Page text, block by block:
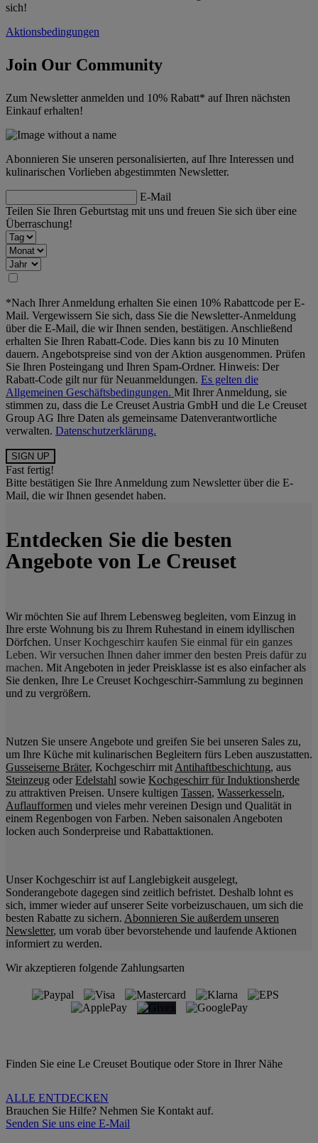
sich!
Aktionsbedingungen
Join Our Community
Zum Newsletter anmelden und 10% Rabatt* auf Ihren nächsten
Einkauf erhalten!
Abonnieren Sie unseren personalisierten, auf Ihre Interessen und
kulinarischen Vorlieben abgestimmten Newsletter.
E-Mail
Teilen Sie Ihren Geburtstag mit uns und freuen Sie sich über eine
Überraschung!
*Nach Ihrer Anmeldung erhalten Sie einen 10% Rabattcode per E-
Mail. Vergewissern Sie sich, dass Sie die Newsletter-Anmeldung
über die E-Mail, die wir Ihnen senden, bestätigen. Anschließend
erhalten Sie Ihren Rabatt-Code. Dies kann bis zu 10 Minuten
dauern. Angebotspreise sind von der Aktion ausgenommen. Prüfen
Sie Ihren Posteingang und Ihren Spam-Ordner. Hinweis: Der
Rabatt-Code gilt nur für Neuanmeldungen. Es gelten die
Allgemeinen Geschäftsbedingungen. Mit Ihrer Anmeldung, sie
stimmen zu, dass die Le Creuset Austria GmbH und die Le Creuset
Group AG Ihre Daten als gemeinsame Datenverantwortliche
verwalten. Datenschutzerklärung.
Fast fertig!
Bitte bestätigen Sie Ihre Anmeldung zum Newsletter über die E-
Mail, die wir Ihnen gesendet haben.
Entdecken Sie die besten
Angebote von Le Creuset
Wir möchten Sie auf Ihrem Lebensweg begleiten, vom Einzug in
Ihre erste Wohnung bis zu Ihrem Ruhestand in einem idyllischen
Dörfchen. Unser Kochgeschirr kaufen Sie einmal für ein ganzes
Leben. Wir versuchen Ihnen daher immer den besten Preis dafür zu
machen. Mit Angeboten in jeder Preisklasse ist es also einfacher als
Sie denken, Ihre Le Creuset Kochgeschirr-Sammlung zu beginnen
und zu vergrößern.
Nutzen Sie unsere Angebote und greifen Sie bei unseren Sales zu,
um Ihre Küche mit kulinarischen Begleitern fürs Leben auszustatten.
Gusseiserne Bräter, Kochgeschirr mit Antihaftbeschichtung, aus
Steinzeug oder Edelstahl sowie Kochgeschirr für Induktionsherde
zu attraktiven Preisen. Unsere kultigen Tassen, Wasserkesseln,
Auflaufformen und vieles mehr vereinen Design und Qualität in
einem Regenbogen von Farben. Neben saisonalen Angeboten
locken auch Sonderpreise und Rabattaktionen.
Unser Kochgeschirr ist auf Langlebigkeit ausgelegt,
Sonderangebote dagegen sind zeitlich befristet. Deshalb lohnt es
sich, immer wieder auf unserer Seite vorbeizuschauen, um sich die
besten Rabatte zu sichern. Abonnieren Sie außerdem unseren
Newsletter, um vorab über bevorstehende und laufende Aktionen
informiert zu werden.
Wir akzeptieren folgende Zahlungsarten
Finden Sie eine Le Creuset Boutique oder Store in Ihrer Nähe
ALLE ENTDECKEN
Brauchen Sie Hilfe? Nehmen Sie Kontakt auf.
Senden Sie uns eine E-Mail